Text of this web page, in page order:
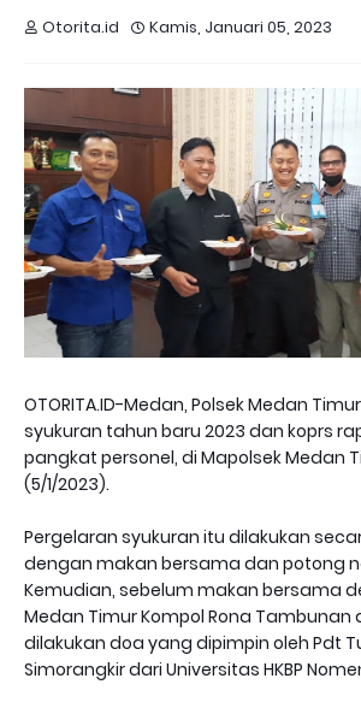
Otorita.id Kamis, Januari 05, 2023
OTORITA.ID-Medan, Polsek Medan
syukuran tahun baru 2023 dan koprs
pangkat personel, di Mapolsek Medan
(5/1/2023).
Pergelaran syukuran itu dilakukan
dengan makan bersama dan potong
Kemudian, sebelum makan bersama
Medan Timur Kompol Rona Tambunan
dilakukan doa yang dipimpin oleh Pdt
Simorangkir dari Universitas HKBP